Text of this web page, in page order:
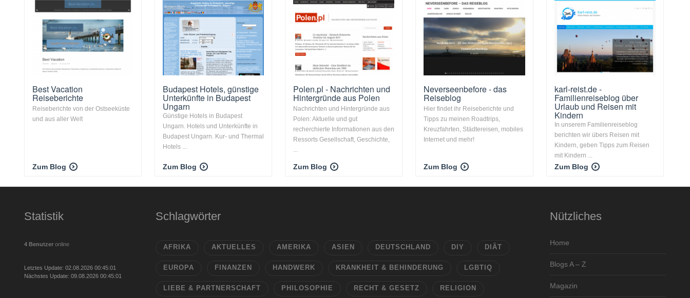
Best Vacation
Reiseberichte
Reiseberichte von der Ostseeküste
und aus aller Welt
Zum Blog
Budapest Hotels, günstige
Unterkünfte in Budapest
Ungarn
Günstige Hotels in Budapest
Ungarn. Hotels und Unterkünfte in
Budapest Ungarn. Kur- und Thermal
Hotels ...
Zum Blog
Polen.pl - Nachrichten und
Hintergründe aus Polen
Nachrichten und Hintergründe aus
Polen: Aktuelle und gut
recherchierte Informationen aus den
Ressorts Gesellschaft, Geschichte,
...
Zum Blog
Neverseenbefore - das
Reiseblog
Hier findet ihr Reiseberichte und
Tipps zu meinen Roadtrips,
Kreuzfahrten, Städtereisen, mobiles
Internet und mehr!
Zum Blog
karl-reist.de -
Familienreiseblog über
Urlaub und Reisen mit
Kindern
In unserem Familienreiseblog
berichten wir übers Reisen mit
Kindern, geben Tipps zum Reisen
mit Kindern ...
Zum Blog
Statistik
4 Benutzer online
Letztes Update: 02.08.2026 00:45:01
Nächstes Update: 09.08.2026 00:45:01
Schlagwörter
AFRIKA AKTUELLES AMERIKA ASIEN DEUTSCHLAND DIY DIÄT
EUROPA FINANZEN HANDWERK KRANKHEIT & BEHINDERUNG LGBTIQ
LIEBE & PARTNERSCHAFT PHILOSOPHIE RECHT & GESETZ RELIGION
Nützliches
Home
Blogs A – Z
Magazin